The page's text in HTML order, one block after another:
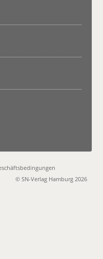
© SN-Verlag Hamburg 2026